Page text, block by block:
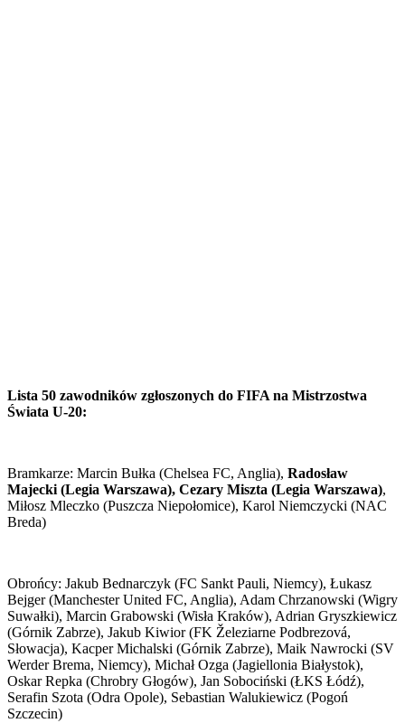
Lista 50 zawodników zgłoszonych do FIFA na Mistrzostwa
Świata U-20:
Bramkarze: Marcin Bułka (Chelsea FC, Anglia), Radosław
Majecki (Legia Warszawa), Cezary Miszta (Legia Warszawa),
Miłosz Mleczko (Puszcza Niepołomice), Karol Niemczycki (NAC
Breda)
Obrońcy: Jakub Bednarczyk (FC Sankt Pauli, Niemcy), Łukasz
Bejger (Manchester United FC, Anglia), Adam Chrzanowski (Wigry
Suwałki), Marcin Grabowski (Wisła Kraków), Adrian Gryszkiewicz
(Górnik Zabrze), Jakub Kiwior (FK Železiarne Podbrezová,
Słowacja), Kacper Michalski (Górnik Zabrze), Maik Nawrocki (SV
Werder Brema, Niemcy), Michał Ozga (Jagiellonia Białystok),
Oskar Repka (Chrobry Głogów), Jan Sobociński (ŁKS Łódź),
Serafin Szota (Odra Opole), Sebastian Walukiewicz (Pogoń
Szczecin)